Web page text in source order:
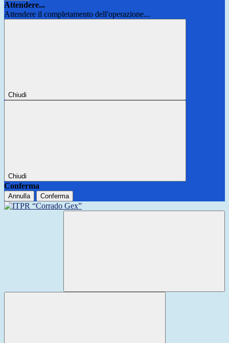
Attendere...
Attendere il completamento dell'operazione...
Chiudi
Chiudi
Conferma
Annulla Conferma